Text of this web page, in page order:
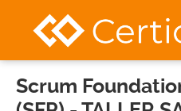
Scrum